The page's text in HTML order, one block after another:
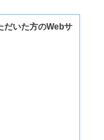
だいた方のWebサ